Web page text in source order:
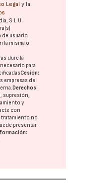
Legal y la
S.L.U.
de usuario.
la misma o
dure la
para
Cesión:
empresas del
Derechos:
supresión,
y
con
tratamiento no
presentar